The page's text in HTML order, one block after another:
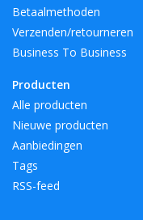
Betaalmethoden
Verzenden/retourneren
Business To Business
Producten
Alle producten
Nieuwe producten
Aanbiedingen
Tags
RSS-feed